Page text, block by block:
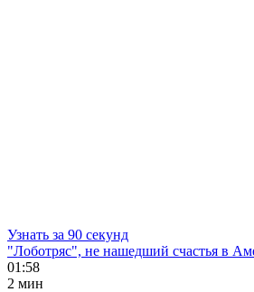
Узнать за 90 секунд
"Лоботряс", не нашедший счастья в
01:58
2 мин